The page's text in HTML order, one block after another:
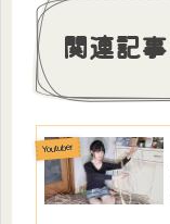
関連記事
Youtuber